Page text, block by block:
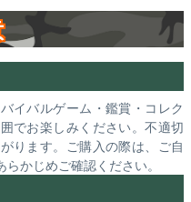
イバルゲーム・鑑賞・コレク
でお楽しみください。不適切
ります。ご購入の際は、ご自
かじめご確認ください。